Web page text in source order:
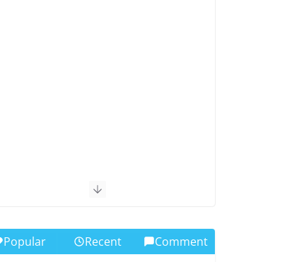
Popular Recent Comment